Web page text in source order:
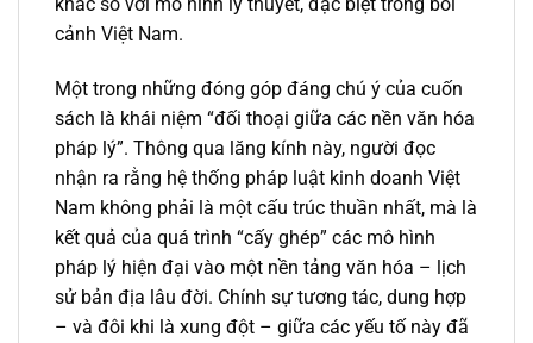
cảnh Việt Nam.
Một trong những đóng góp đáng chú ý của cuốn
sách là khái niệm “đối thoại giữa các nền văn hóa
pháp lý”. Thông qua lăng kính này, người đọc
nhận ra rằng hệ thống pháp luật kinh doanh Việt
Nam không phải là một cấu trúc thuần nhất, mà là
kết quả của quá trình “cấy ghép” các mô hình
pháp lý hiện đại vào một nền tảng văn hóa – lịch
sử bản địa lâu đời. Chính sự tương tác, dung hợp
– và đôi khi là xung đột – giữa các yếu tố này đã